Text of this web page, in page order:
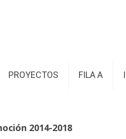
PROYECTOS FILA A
2014-2018